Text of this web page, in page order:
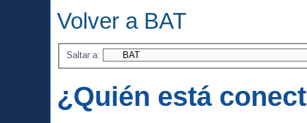
Volver a BAT
Saltar a:
¿Quién está